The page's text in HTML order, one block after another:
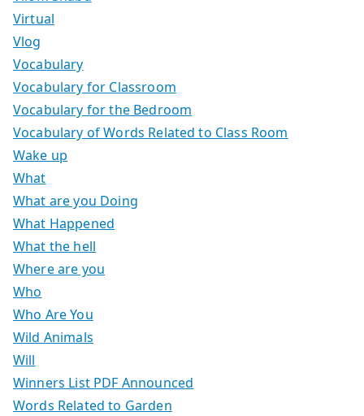
Virtual
Vlog
Vocabulary
Vocabulary for Classroom
Vocabulary for the Bedroom
Vocabulary of Words Related to Class Room
Wake up
What
What are you Doing
What Happened
What the hell
Where are you
Who
Who Are You
Wild Animals
Will
Winners List PDF Announced
Words Related to Garden